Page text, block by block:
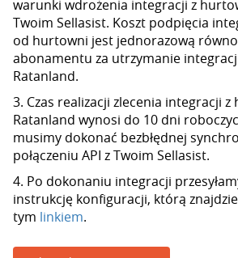
warunki wdrożenia integracji z
Twoim Sellasist. Koszt podpięcia
od hurtowni jest jednorazową
abonamentu za utrzymanie
Ratanland.
3. Czas realizacji zlecenia integracji
Ratanland wynosi do 10 dni
musimy dokonać bezbłędnej
połączeniu API z Twoim Sellasist.
4. Po dokonaniu integracji
instrukcję konfiguracji, którą
tym linkiem.